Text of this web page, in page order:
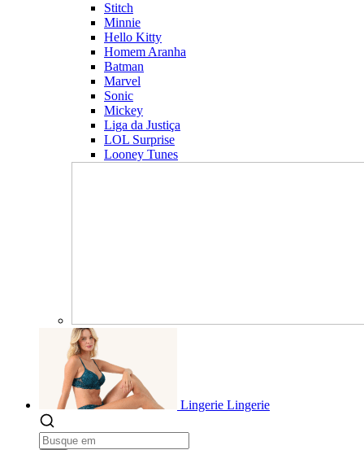
Stitch
Minnie
Hello Kitty
Homem Aranha
Batman
Marvel
Sonic
Mickey
Liga da Justiça
LOL Surprise
Looney Tunes
Lingerie Lingerie